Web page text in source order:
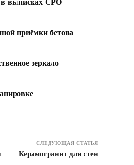
выписках СРО
приёмки бетона
зеркало
СЛЕДУЮЩАЯ СТАТЬЯ
Керамогранит для стен